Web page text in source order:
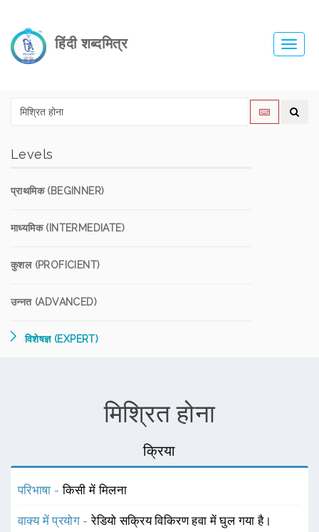
हिंदी शब्दमित्र
Levels
प्राथमिक (BEGINNER)
माध्यमिक (INTERMEDIATE)
कुशल (PROFICIENT)
उन्नत (ADVANCED)
विशेषज्ञ (EXPERT)
मिश्रित होना
क्रिया
परिभाषा -किसी में मिलना
वाक्य में प्रयोग -रेडियो सक्रिय विकिरण हवा में घुल गया है।